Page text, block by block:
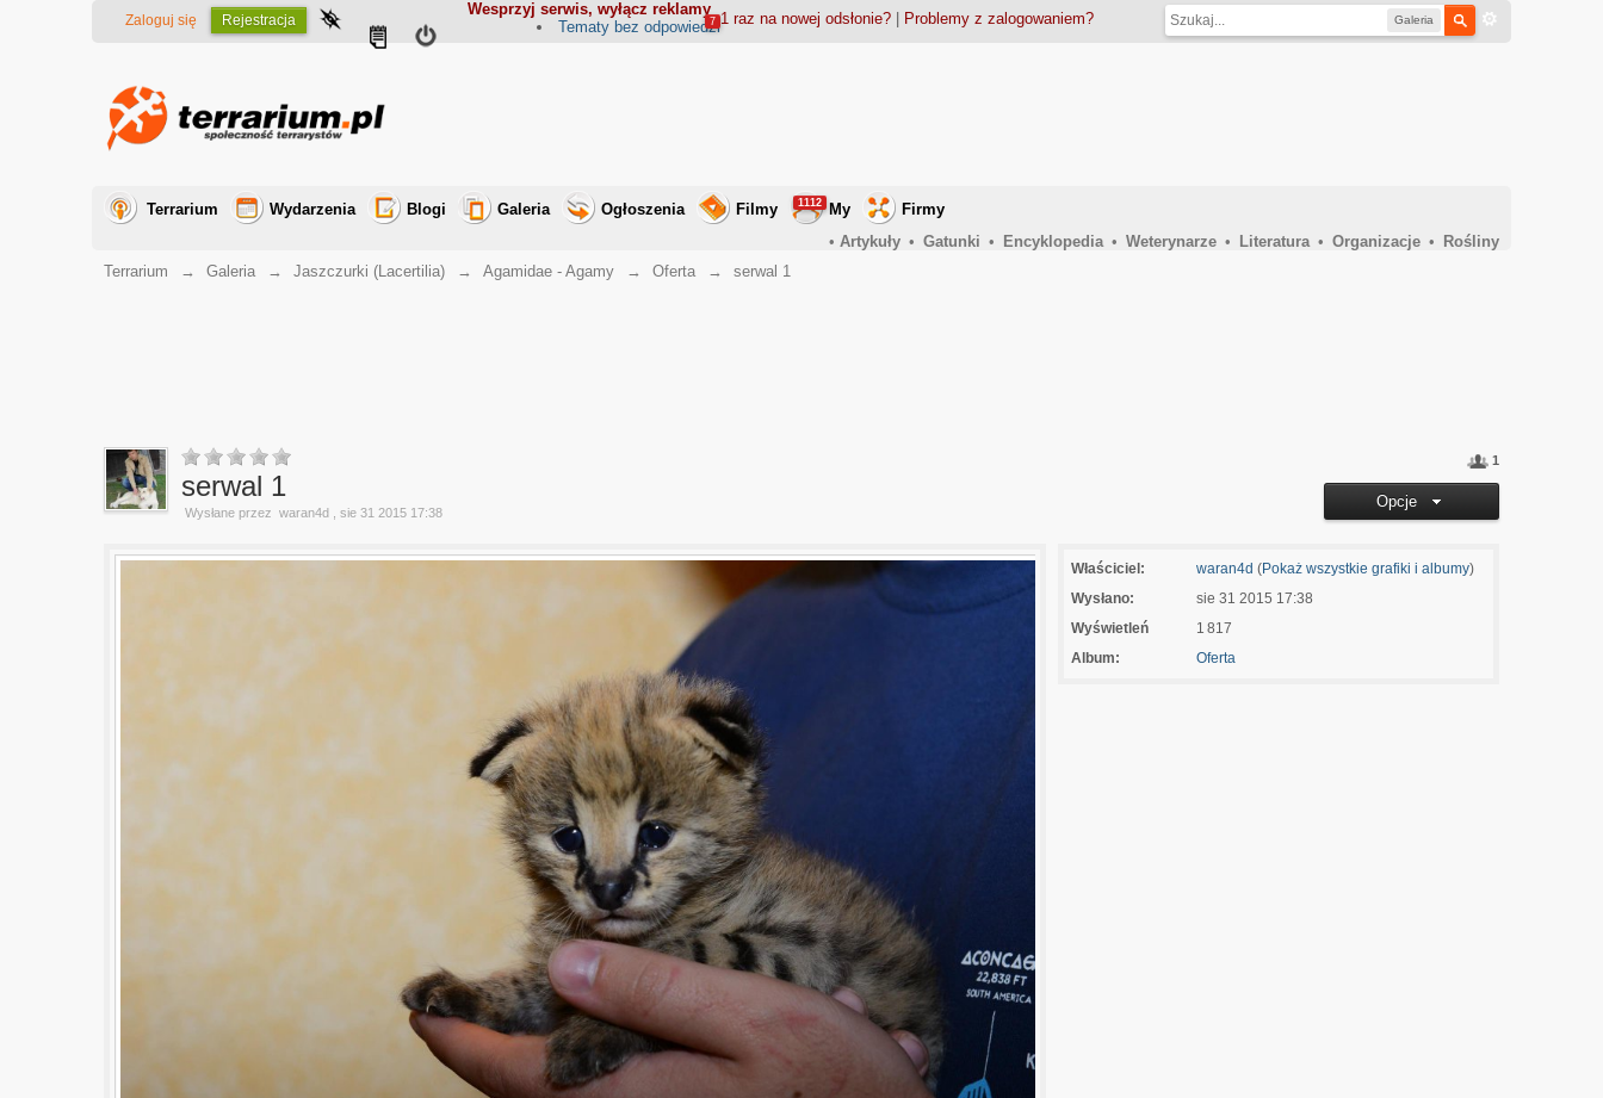
Wesprzyj serwis, wyłącz reklamy
Galeria
Zaloguj się Rejestracja 1 raz na nowej odsłonie?| Problemy z zalogowaniem?
Tematy bez odpowiedzi
7
Terrarium Wydarzenia Blogi Galeria Ogłoszenia Filmy My
1112
Firmy
• Artykuły • Gatunki • Encyklopedia • Weterynarze • Literatura • Organizacje •
Rośliny
Terrarium
→ Galeria → Jaszczurki (Lacertilia) → Agamidae - Agamy → Oferta → serwal 1
1
Opcje
serwal 1
Wysłane przez waran4d , sie 31 2015 17:38
Właściciel: waran4d (Pokaż wszystkie grafiki i albumy)
Wysłano:
sie 31 2015 17:38
Wyświetleń
1 817
Album:
Oferta